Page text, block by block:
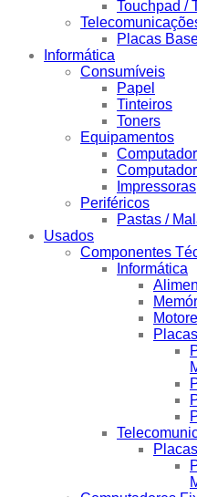
Touchpad /
Placas
Informática
Consumíveis
Papel
Tinteiros
Toners
Equipamentos
Impressoras
Periféricos
Pastas /
Usados
Componentes
Informática